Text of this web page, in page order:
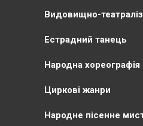
Видовищно-
Естрадний танець
Народна хореографія
Циркові жанри
Народне пісенне